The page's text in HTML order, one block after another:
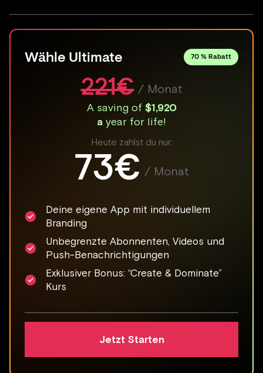
Wähle Ultimate 70 % Rabatt
221€ / Monat
A saving of $1,920
a year for life!
Heute zahlst du nur:
73€ / Monat
Deine eigene App mit individuellem
Branding
Unbegrenzte Abonnenten, Videos und
Push-Benachrichtigungen
Exklusiver Bonus: “Create & Dominate”
Kurs
Jetzt Starten